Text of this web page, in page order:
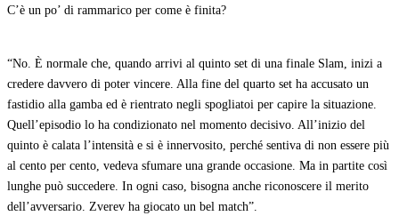
C’è un po’ di rammarico per come è finita?
“No. È normale che, quando arrivi al quinto set di una finale Slam, inizi a
credere davvero di poter vincere. Alla fine del quarto set ha accusato un
fastidio alla gamba ed è rientrato negli spogliatoi per capire la situazione.
Quell’episodio lo ha condizionato nel momento decisivo. All’inizio del
quinto è calata l’intensità e si è innervosito, perché sentiva di non essere più
al cento per cento, vedeva sfumare una grande occasione. Ma in partite così
lunghe può succedere. In ogni caso, bisogna anche riconoscere il merito
dell’avversario. Zverev ha giocato un bel match”.